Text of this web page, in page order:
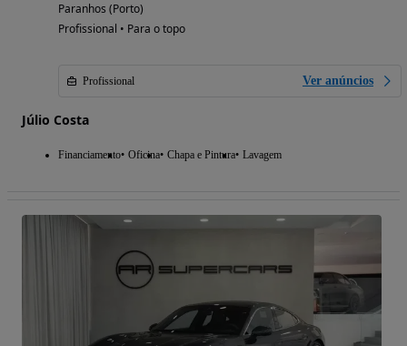
Paranhos (Porto)
Profissional • Para o topo
Profissional Ver anúncios
Júlio Costa
Financiamento Oficina Chapa e Pintura Lavagem